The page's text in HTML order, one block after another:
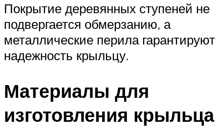
Покрытие деревянных ступеней не
подвергается обмерзанию, а
металлические перила гарантируют
надежность крыльцу.
Материалы для
изготовления крыльца